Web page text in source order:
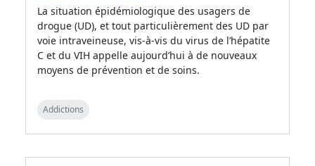
La situation épidémiologique des usagers de
drogue (UD), et tout particulièrement des UD par
voie intraveineuse, vis-à-vis du virus de l’hépatite
C et du VIH appelle aujourd’hui à de nouveaux
moyens de prévention et de soins.
Addictions